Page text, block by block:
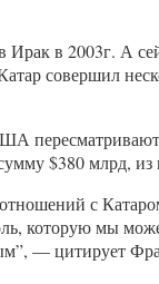
Ирак в 2003г. А
совершил
$380 млрд,
с
которую мы
— цитирует